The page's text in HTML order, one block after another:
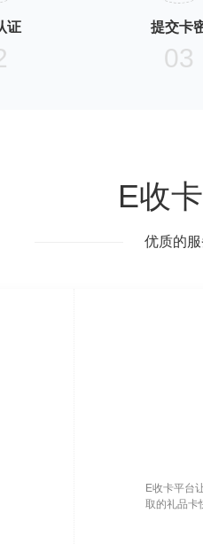
证 提交卡
03
E收
优质的
E收卡平台
取的礼品卡